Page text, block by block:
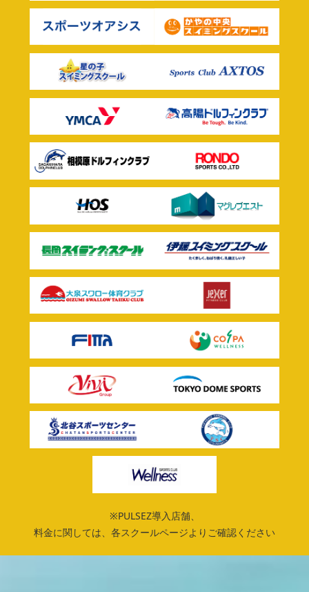
※PULSEZ導入店舗、
料金に関しては、各スクールページよりご確認ください